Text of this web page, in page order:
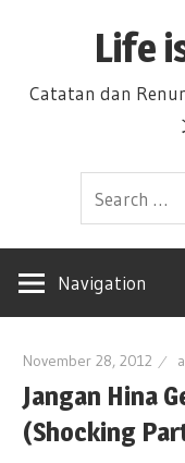
Life
Catatan dan
Navigation
November 28, 2012
Jangan Hina
(Shocking